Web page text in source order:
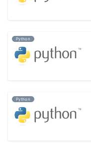
Python
Python